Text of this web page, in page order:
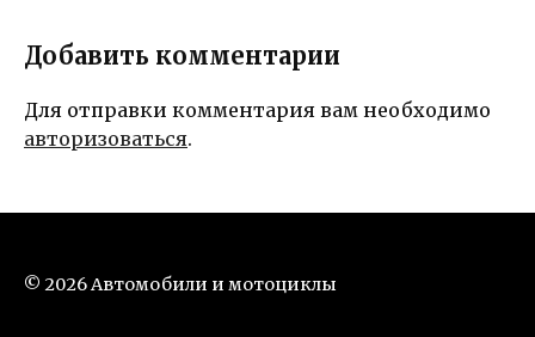
Добавить комментарии
Для отправки комментария вам необходимо
авторизоваться.
© 2026 Автомобили и мотоциклы